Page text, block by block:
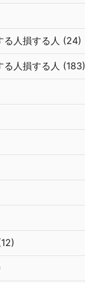
る人損する人 (24)
る人損する人 (183)